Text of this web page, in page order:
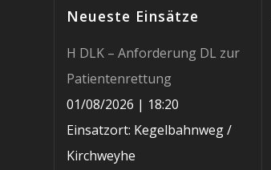
Neueste Einsätze
H DLK – Anforderung DL zur
Patientenrettung
01/08/2026 | 18:20
Einsatzort: Kegelbahnweg /
Kirchweyhe